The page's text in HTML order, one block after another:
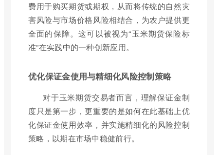
费用于购买期货或期权，从而将传统的自然灾
害风险与市场价格风险相结合，为农户提供更
全面的保障。这可以被视为“玉米期货保险标
准”在实践中的一种创新应用。
优化保证金使用与精细化风险控制策略
对于玉米期货交易者而言，理解保证金制
度只是第一步，更重要的是如何在此基础上优
化保证金使用效率，并实施精细化的风险控制
策略，以期在市场中稳健前行。